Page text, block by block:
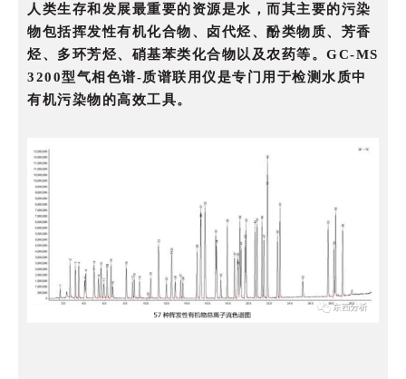
人类生存和发展最重要的资源是水，而其主要的污染
物包括挥发性有机化合物、卤代烃、酚类物质、芳香
烃、多环芳烃、硝基苯类化合物以及农药等。GC-MS
3200型气相色谱-质谱联用仪是专门用于检测水质中
有机污染物的高效工具。